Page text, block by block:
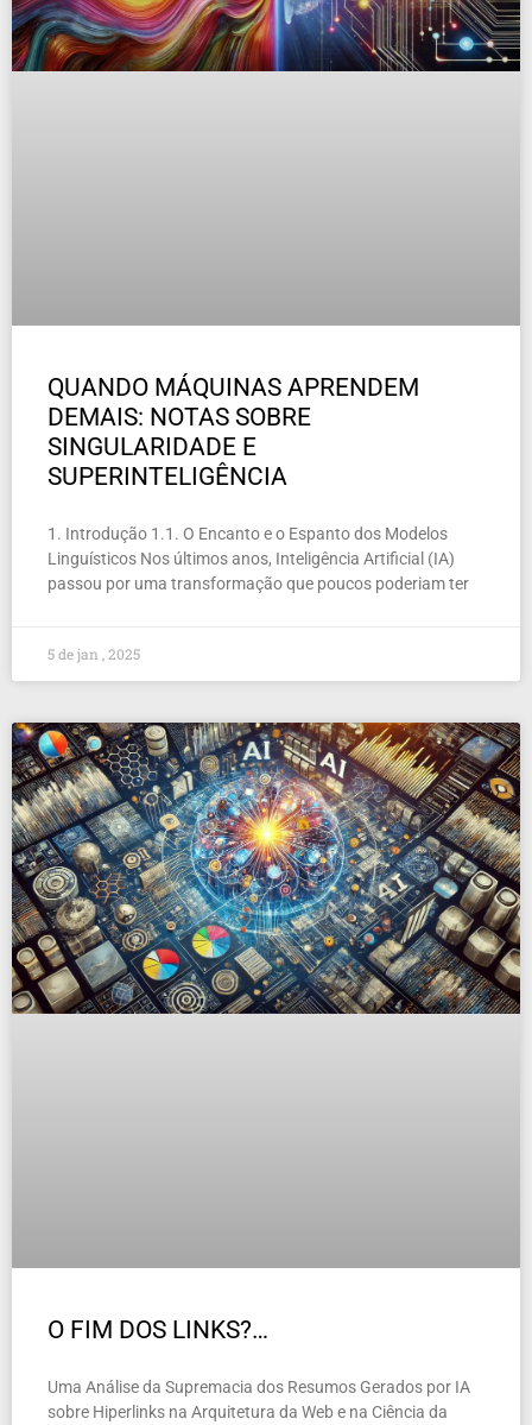
QUANDO MÁQUINAS APRENDEM
DEMAIS: NOTAS SOBRE
SINGULARIDADE E
SUPERINTELIGÊNCIA
1. Introdução 1.1. O Encanto e o Espanto dos Modelos
Linguísticos Nos últimos anos, Inteligência Artificial (IA)
passou por uma transformação que poucos poderiam ter
5 de jan , 2025
O FIM DOS LINKS?…
Uma Análise da Supremacia dos Resumos Gerados por IA
sobre Hiperlinks na Arquitetura da Web e na Ciência da